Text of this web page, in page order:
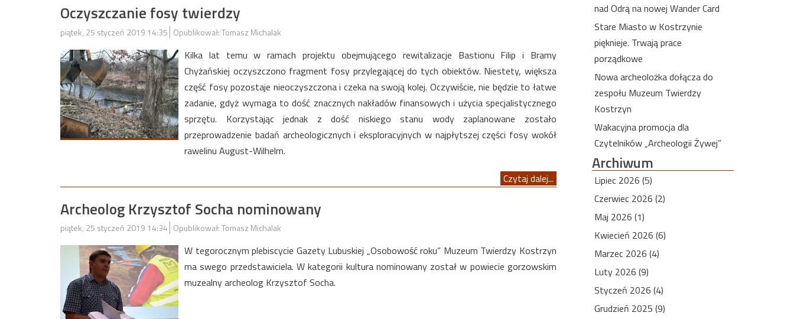
Oczyszczanie fosy twierdzy
piątek, 25 styczeń 2019 14:35 Opublikował: Tomasz Michalak
Kilka lat temu w ramach projektu obejmującego rewitalizacje Bastionu Filip i Bramy
Chyżańskiej oczyszczono fragment fosy przylegającej do tych obiektów. Niestety, większa
część fosy pozostaje nieoczyszczona i czeka na swoją kolej. Oczywiście, nie będzie to łatwe
zadanie, gdyż wymaga to dość znacznych nakładów finansowych i użycia specjalistycznego
sprzętu. Korzystając jednak z dość niskiego stanu wody zaplanowane zostało
przeprowadzenie badań archeologicznych i eksploracyjnych w najpłytszej części fosy wokół
rawelinu August-Wilhelm.
Czytaj dalej...
Archeolog Krzysztof Socha nominowany
piątek, 25 styczeń 2019 14:34 Opublikował: Tomasz Michalak
W tegorocznym plebiscycie Gazety Lubuskiej „Osobowość roku” Muzeum Twierdzy Kostrzyn
ma swego przedstawiciela. W kategorii kultura nominowany został w powiecie gorzowskim
muzealny archeolog Krzysztof Socha.
nad Odrą na nowej Wander Card
Stare Miasto w Kostrzynie
pięknieje. Trwają prace
porządkowe
Nowa archeolożka dołącza do
zespołu Muzeum Twierdzy
Kostrzyn
Wakacyjna promocja dla
Czytelników „Archeologii Żywej”
Archiwum
Lipiec 2026 (5)
Czerwiec 2026 (2)
Maj 2026 (1)
Kwiecień 2026 (6)
Marzec 2026 (4)
Luty 2026 (9)
Styczeń 2026 (4)
Grudzień 2025 (9)